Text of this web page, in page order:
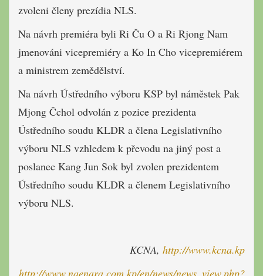
zvoleni členy prezídia NLS.
Na návrh premiéra byli Ri Ču O a Ri Rjong Nam
jmenováni vicepremiéry a Ko In Cho vicepremiérem
a ministrem zemědělství.
Na návrh Ústředního výboru KSP byl náměstek Pak
Mjong Čchol odvolán z pozice prezidenta
Ústředního soudu KLDR a člena Legislativního
výboru NLS vzhledem k převodu na jiný post a
poslanec Kang Jun Sok byl zvolen prezidentem
Ústředního soudu KLDR a členem Legislativního
výboru NLS.
KCNA, http://www.kcna.kp